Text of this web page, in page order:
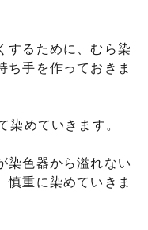
するために、むら染
ち手を作っておきま
めていきます。
染色器から溢れない
慎重に染めていきま